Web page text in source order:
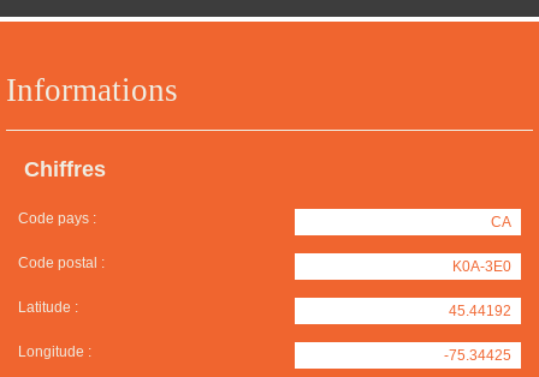
Informations
Chiffres
Code pays : CA
Code postal : K0A-3E0
Latitude : 45.44192
Longitude : -75.34425